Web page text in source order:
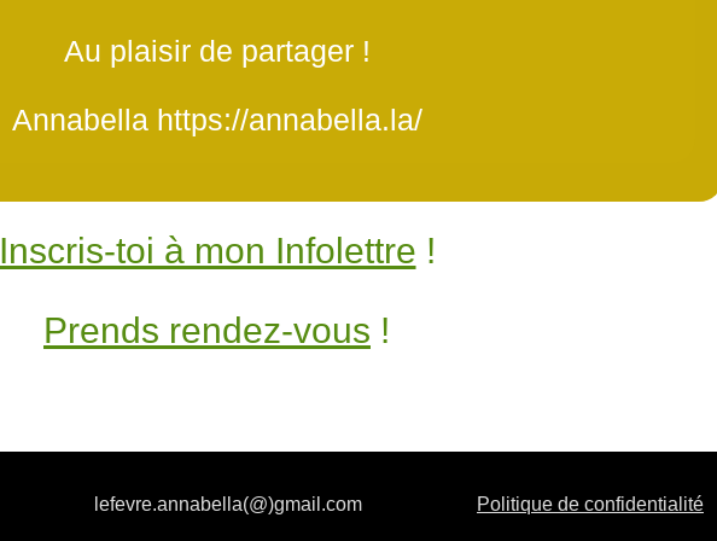
Au plaisir de partager !
Annabella https://annabella.la/
Inscris-toi à mon Infolettre !
Prends rendez-vous !
lefevre.annabella(@)gmail.com Politique de confidentialité